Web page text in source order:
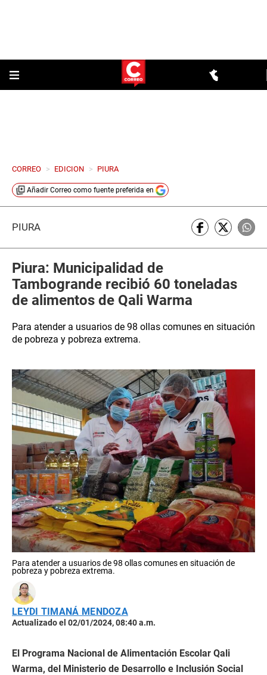
CORREO > EDICION > PIURA
Añadir Correo como fuente preferida en
PIURA
Piura: Municipalidad de
Tambogrande recibió 60 toneladas
de alimentos de Qali Warma
Para atender a usuarios de 98 ollas comunes en situación
de pobreza y pobreza extrema.
Para atender a usuarios de 98 ollas comunes en situación de
pobreza y pobreza extrema.
LEYDI TIMANÁ MENDOZA
Actualizado el 02/01/2024, 08:40 a.m.
El Programa Nacional de Alimentación Escolar Qali
Warma, del Ministerio de Desarrollo e Inclusión Social